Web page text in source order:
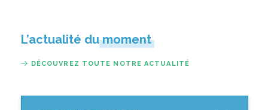
L’actualité du moment
DÉCOUVREZ TOUTE NOTRE ACTUALITÉ